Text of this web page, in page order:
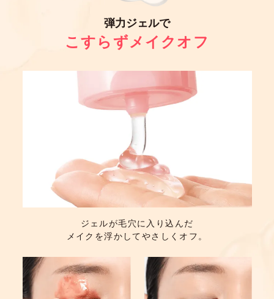
弾力ジェルで
こすらずメイクオフ
ジェルが毛穴に入り込んだ
メイクを浮かしてやさしくオフ。